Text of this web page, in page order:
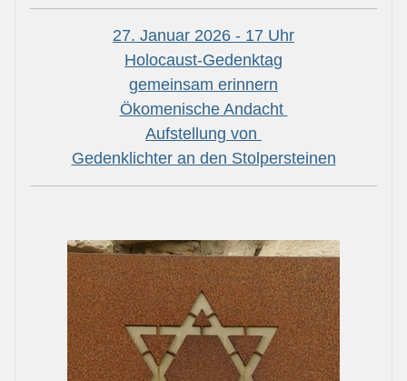
27. Januar 2026 - 17 Uhr
Holocaust-Gedenktag
gemeinsam erinnern
Ökomenische Andacht
Aufstellung von
Gedenklichter an den Stolpersteinen